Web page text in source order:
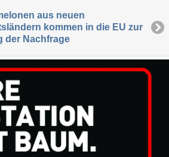
aus neuen
kommen in die EU zur
der Nachfrage